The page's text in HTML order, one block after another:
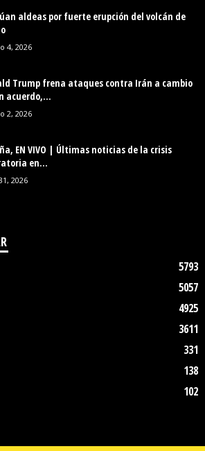
aldeas por fuerte erupción del volcán de
4, 2026
Trump frena ataques contra Irán a cambio
acuerdo,...
2, 2026
EN VIVO | Últimas noticias de la crisis
en...
2026
5793
5057
4925
3611
331
138
102